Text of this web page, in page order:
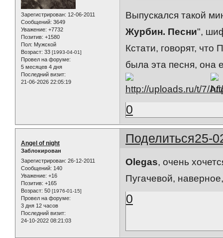
Зарегистрирован: 12-06-2011
Сообщений: 3649
Уважение: +7732
Позитив: +1580
Пол: Мужской
Возраст: 33 [1993-04-01]
Провел на форуме:
5 месяцев 4 дня
Последний визит:
21-06-2026 22:05:19
Выпускался такой
Журбин. Песни",
Кстати, говорят, что
была эта песня, она
0
Поделиться25-
Angel of night
Заблокирован
Зарегистрирован: 26-12-2011
Сообщений: 140
Уважение: +16
Позитив: +165
Возраст: 50 [1976-01-15]
Провел на форуме:
3 дня 12 часов
Последний визит:
24-10-2022 08:21:03
Olegas, очень
Пугачевой,
0